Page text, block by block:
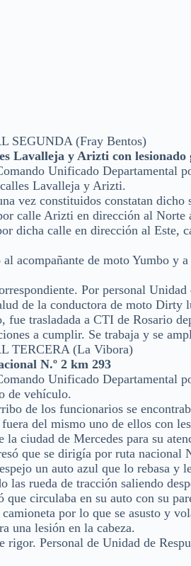
SEGUNDA (Fray Bentos)
Lavalleja y Arizti con lesionado
Unificado Departamental
Lavalleja y Arizti.
vez constituidos constatan dicho
calle Arizti en dirección al
dicha calle en dirección al Este,
al acompañante de moto Yumbo
Por personal
de la conductora de moto Dirty
fue trasladada a CTI de Rosario
a cumplir. Se trabaja y se
TERCERA (La Vibora)
N.º 2 km 293
Unificado Departamental
de vehículo.
de los funcionarios se
del mismo uno de ellos con
ciudad de Mercedes para su
que se dirigía por ruta nacional
un auto azul que lo rebasa y
las rueda de tracción saliendo
circulaba en su auto con su
por lo que se asusto y
una lesión en la cabeza.
Personal de Unidad de